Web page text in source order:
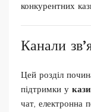
конкурентних
Канали
Цей розділ
підтримки у
чат, електронна